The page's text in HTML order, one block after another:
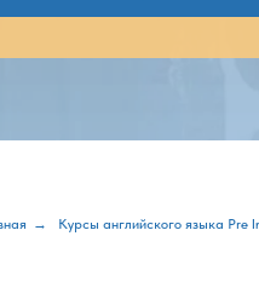
→ Курсы английского языка Pre